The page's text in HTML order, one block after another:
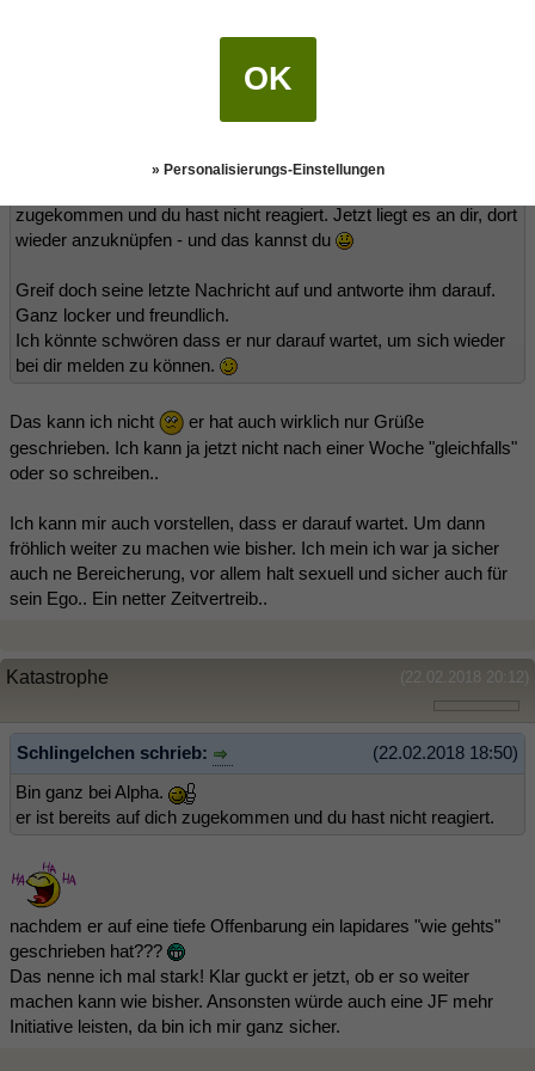
zugekommen und du hast nicht reagiert. Jetzt liegt es an dir, dort
wieder anzuknüpfen - und das kannst du
Greif doch seine letzte Nachricht auf und antworte ihm darauf.
Ganz locker und freundlich.
Ich könnte schwören dass er nur darauf wartet, um sich wieder
bei dir melden zu können.
Das kann ich nicht
er hat auch wirklich nur Grüße
geschrieben. Ich kann ja jetzt nicht nach einer Woche "gleichfalls"
oder so schreiben..
Ich kann mir auch vorstellen, dass er darauf wartet. Um dann
fröhlich weiter zu machen wie bisher. Ich mein ich war ja sicher
auch ne Bereicherung, vor allem halt sexuell und sicher auch für
sein Ego.. Ein netter Zeitvertreib..
(22.02.2018 20:12)
Katastrophe
(22.02.2018 18:50)
Schlingelchen schrieb:
Bin ganz bei Alpha.
er ist bereits auf dich zugekommen und du hast nicht reagiert.
nachdem er auf eine tiefe Offenbarung ein lapidares "wie gehts"
geschrieben hat???
Das nenne ich mal stark! Klar guckt er jetzt, ob er so weiter
machen kann wie bisher. Ansonsten würde auch eine JF mehr
Initiative leisten, da bin ich mir ganz sicher.
OK
» Personalisierungs-Einstellungen